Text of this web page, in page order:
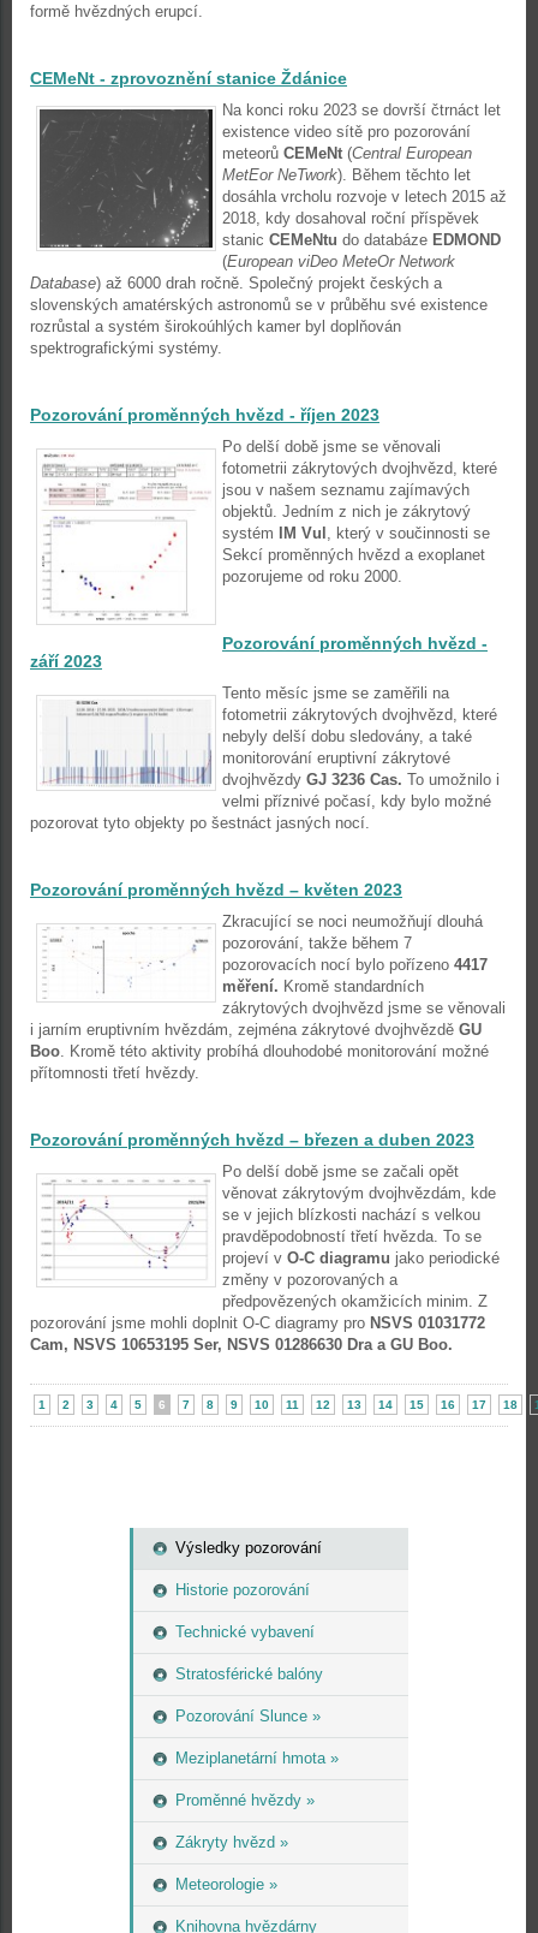
Výsledky pozorování
Historie pozorování
Technické vybavení
Stratosférické balóny
Pozorování Slunce »
Meziplanetární hmota »
Proměnné hvězdy »
Zákryty hvězd »
Meteorologie »
Knihovna hvězdárny
formě hvězdných erupcí.
CEMeNt - zprovoznění stanice Ždánice
Na konci roku 2023 se dovrší čtrnáct let
existence video sítě pro pozorování
meteorů CEMeNt (Central European
MetEor NeTwork). Během těchto let
dosáhla vrcholu rozvoje v letech 2015 až
2018, kdy dosahoval roční příspěvek
stanic CEMeNtu do databáze EDMOND
(European viDeo MeteOr Network
Database) až 6000 drah ročně. Společný projekt českých a
slovenských amatérských astronomů se v průběhu své existence
rozrůstal a systém širokoúhlých kamer byl doplňován
spektrografickými systémy.
Pozorování proměnných hvězd - říjen 2023
Po delší době jsme se věnovali
fotometrii zákrytových dvojhvězd, které
jsou v našem seznamu zajímavých
objektů. Jedním z nich je zákrytový
systém
IM Vul , který v součinnosti se
Sekcí proměnných hvězd a exoplanet
pozorujeme od roku 2000.
Pozorování proměnných hvězd -
září 2023
Tento měsíc jsme se zaměřili na
fotometrii zákrytových dvojhvězd, které
nebyly delší dobu sledovány, a také
monitorování eruptivní zákrytové
dvojhvězdy GJ 3236 Cas. To umožnilo i
velmi příznivé počasí, kdy bylo možné
pozorovat tyto objekty po šestnáct jasných nocí.
Pozorování proměnných hvězd – květen 2023
Zkracující se noci neumožňují dlouhá
pozorování, takže během 7
pozorovacích nocí bylo pořízeno 4417
měření. Kromě standardních
zákrytových dvojhvězd jsme se věnovali
i jarním eruptivním hvězdám, zejména zákrytové dvojhvězdě GU
Boo. Kromě této aktivity probíhá dlouhodobé monitorování možné
přítomnosti třetí hvězdy.
Pozorování proměnných hvězd – březen a duben 2023
Po delší době jsme se začali opět
věnovat zákrytovým dvojhvězdám, kde
se v jejich blízkosti nachází s velkou
pravděpodobností třetí hvězda. To se
projeví v O-C diagramu jako periodické
změny v pozorovaných a
předpovězených okamžicích minim. Z
pozorování jsme mohli doplnit O-C diagramy pro NSVS 01031772
Cam, NSVS 10653195 Ser, NSVS 01286630 Dra a GU Boo.
1 2 3 4 5 6 7 8 9 10 11 12 13 14 15 16 17 18